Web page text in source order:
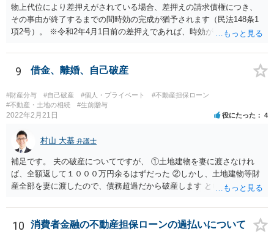
物上代位により差押えがされている場合、差押えの請求債権につき、
その事由が終了するまでの間時効の完成が猶予されます（民法148条1
項2号）。 ※令和2年4月1日前の差押えであれば、時効が中断（改正前
出をしないことで取り消された場合（民事執行法155条6項）は、民法1
48条2項の「法律の規定に従わないことによる取消し」には該当しない
（金融財政事情研究会））、取り消された時点から新たに時効が進行
することになります（民法148条2項）。 差押取消決定は所有者にも通
知されるはずですが、相続発生が裁判所にわかっていない場合には、
被相続人宛てに通知されることになります。 抵当不動産の所有者の相
続人であれば、事件の記録の閲覧謄写も可能となりますが（民事執行
法17条）、相続人であることを証明する必要があり、また、電話でど
こまで教えてくれるかは裁判所次第と思います。 民法148条 １ 次に
掲げる事由がある場合には、その事由が終了する（申立ての取下げ又
は法律の規定に従わないことによる取消しによってその事由が終了し
時効は、同項各号に掲げる事由が終了した時から新たにその進行を始
9 借金、離婚、自己破産
#財産分与 #自己破産 #個人・プライベート
#不動産担保ローン
#不動産・土地の相続
#生前贈与
2022年2月21日 役にたった 4
村山 大基 弁護士
補足です。 夫の破産についてですが、 ①土地建物を妻に渡さなけれ
ば、全額返して１０００万円余るはずだった ②しかし、土地建物等財
産全部を妻に渡したので、債務超過だから破産します というのは裁判
かれると良いと思います。
10 消費者金融の不動産担保ローンの過払いについて